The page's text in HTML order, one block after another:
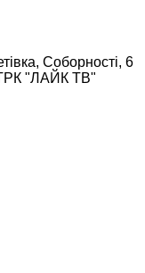
Соборності, 6
"ЛАЙК ТВ"